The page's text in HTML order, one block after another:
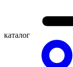
каталог